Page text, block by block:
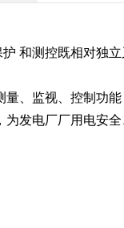
护 和测控既相对独
量、监视、控制功
发电厂厂用电安